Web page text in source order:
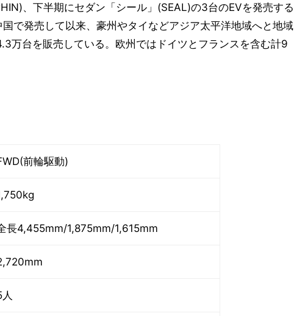
、下半期にセダン「シール」(SEAL)の3台のEVを発売する
で発売して以来、豪州やタイなどアジア太平洋地域へと地域
万台を販売している。欧州ではドイツとフランスを含む計9
前輪駆動)
長4,455mm/1,875mm/1,615mm
人